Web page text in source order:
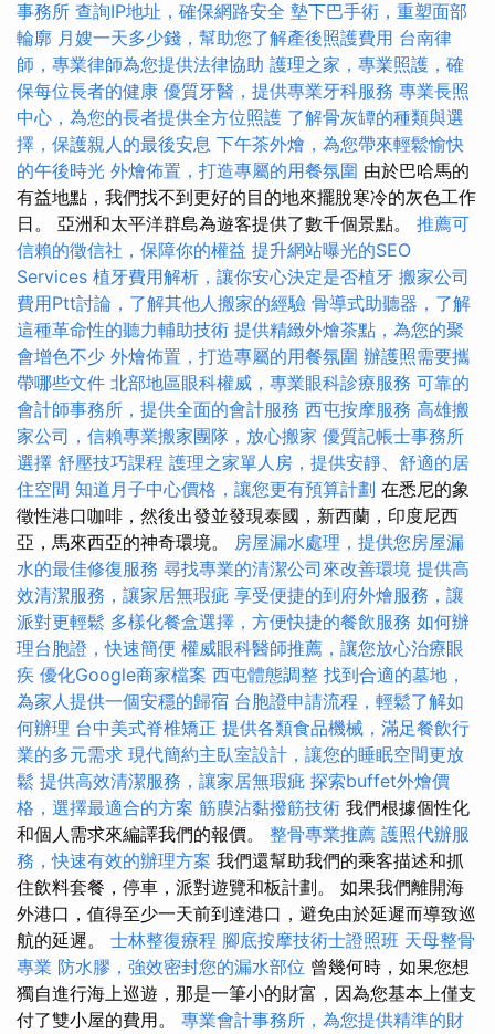
事務所 查詢IP地址，確保網路安全 墊下巴手術，重塑面部
輪廓 月嫂一天多少錢，幫助您了解產後照護費用 台南律
師，專業律師為您提供法律協助 護理之家，專業照護，確
保每位長者的健康 優質牙醫，提供專業牙科服務 專業長照
中心，為您的長者提供全方位照護 了解骨灰罈的種類與選
擇，保護親人的最後安息 下午茶外燴，為您帶來輕鬆愉快
的午後時光 外燴佈置，打造專屬的用餐氛圍 由於巴哈馬的
有益地點，我們找不到更好的目的地來擺脫寒冷的灰色工作
日。 亞洲和太平洋群島為遊客提供了數千個景點。 推薦可
信賴的徵信社，保障你的權益 提升網站曝光的SEO
Services 植牙費用解析，讓你安心決定是否植牙 搬家公司
費用Ptt討論，了解其他人搬家的經驗 骨導式助聽器，了解
這種革命性的聽力輔助技術 提供精緻外燴茶點，為您的聚
會增色不少 外燴佈置，打造專屬的用餐氛圍 辦護照需要攜
帶哪些文件 北部地區眼科權威，專業眼科診療服務 可靠的
會計師事務所，提供全面的會計服務 西屯按摩服務 高雄搬
家公司，信賴專業搬家團隊，放心搬家 優質記帳士事務所
選擇 舒壓技巧課程 護理之家單人房，提供安靜、舒適的居
住空間 知道月子中心價格，讓您更有預算計劃 在悉尼的象
徵性港口咖啡，然後出發並發現泰國，新西蘭，印度尼西
亞，馬來西亞的神奇環境。 房屋漏水處理，提供您房屋漏
水的最佳修復服務 尋找專業的清潔公司來改善環境 提供高
效清潔服務，讓家居無瑕疵 享受便捷的到府外燴服務，讓
派對更輕鬆 多樣化餐盒選擇，方便快捷的餐飲服務 如何辦
理台胞證，快速簡便 權威眼科醫師推薦，讓您放心治療眼
疾 優化Google商家檔案 西屯體態調整 找到合適的墓地，
為家人提供一個安穩的歸宿 台胞證申請流程，輕鬆了解如
何辦理 台中美式脊椎矯正 提供各類食品機械，滿足餐飲行
業的多元需求 現代簡約主臥室設計，讓您的睡眠空間更放
鬆 提供高效清潔服務，讓家居無瑕疵 探索buffet外燴價
格，選擇最適合的方案 筋膜沾黏撥筋技術 我們根據個性化
和個人需求來編譯我們的報價。 整骨專業推薦 護照代辦服
務，快速有效的辦理方案 我們還幫助我們的乘客描述和抓
住飲料套餐，停車，派對遊覽和板計劃。 如果我們離開海
外港口，值得至少一天前到達港口，避免由於延遲而導致巡
航的延遲。 士林整復療程 腳底按摩技術士證照班 天母整骨
專業 防水膠，強效密封您的漏水部位 曾幾何時，如果您想
獨自進行海上巡遊，那是一筆小的財富，因為您基本上僅支
付了雙小屋的費用。 專業會計事務所，為您提供精準的財